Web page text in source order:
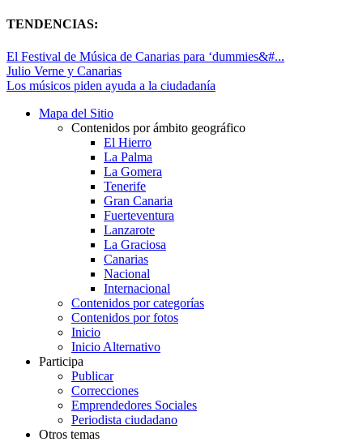
TENDENCIAS:
El Festival de Música de Canarias para ‘dummies&#...
Julio Verne y Canarias
Los músicos piden ayuda a la ciudadanía
Mapa del Sitio
Contenidos por ámbito geográfico
El Hierro
La Palma
La Gomera
Tenerife
Gran Canaria
Fuerteventura
Lanzarote
La Graciosa
Canarias
Nacional
Internacional
Contenidos por categorías
Contenidos por fotos
Inicio
Inicio Alternativo
Participa
Publicar
Correcciones
Emprendedores Sociales
Periodista ciudadano
Otros temas